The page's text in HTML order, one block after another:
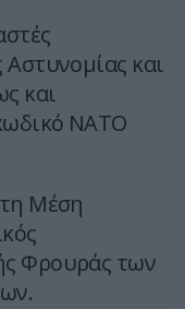
και
και
NATO
Μέση
Φρουράς των